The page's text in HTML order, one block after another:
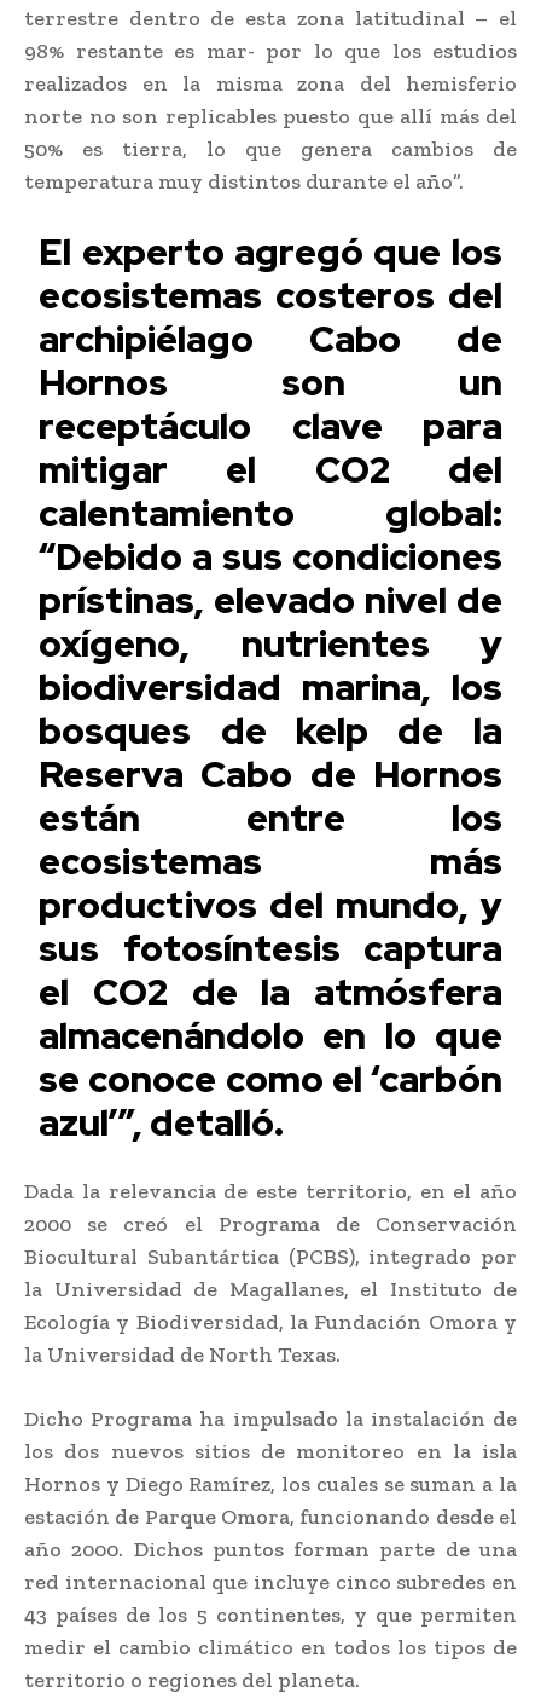
terrestre dentro de esta zona latitudinal – el
98% restante es mar- por lo que los estudios
realizados en la misma zona del hemisferio
norte no son replicables puesto que allí más del
50% es tierra, lo que genera cambios de
temperatura muy distintos durante el año”.
El experto agregó que los
ecosistemas costeros del
archipiélago Cabo de
Hornos son un
receptáculo clave para
mitigar el CO2 del
calentamiento global:
“Debido a sus condiciones
prístinas, elevado nivel de
oxígeno, nutrientes y
biodiversidad marina, los
bosques de kelp de la
Reserva Cabo de Hornos
están entre los
ecosistemas más
productivos del mundo, y
sus fotosíntesis captura
el CO2 de la atmósfera
almacenándolo en lo que
se conoce como el ‘carbón
azul’”, detalló.
Dada la relevancia de este territorio, en el año
2000 se creó el Programa de Conservación
Biocultural Subantártica (PCBS), integrado por
la Universidad de Magallanes, el Instituto de
Ecología y Biodiversidad, la Fundación Omora y
la Universidad de North Texas.
Dicho Programa ha impulsado la instalación de
los dos nuevos sitios de monitoreo en la isla
Hornos y Diego Ramírez, los cuales se suman a la
estación de Parque Omora, funcionando desde el
año 2000. Dichos puntos forman parte de una
red internacional que incluye cinco subredes en
43 países de los 5 continentes, y que permiten
medir el cambio climático en todos los tipos de
territorio o regiones del planeta.